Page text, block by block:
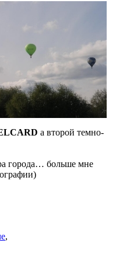
а второй темно-
города… больше мне
,